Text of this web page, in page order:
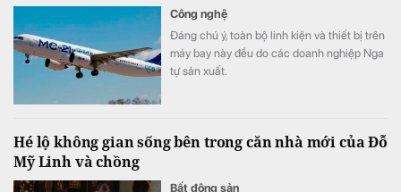
Công nghệ
Đáng chú ý, toàn bộ linh kiện và thiết bị trên
máy bay này đều do các doanh nghiệp Nga
tự sản xuất.
Hé lộ không gian sống bên trong căn nhà mới của Đỗ
Mỹ Linh và chồng
Bất động sản